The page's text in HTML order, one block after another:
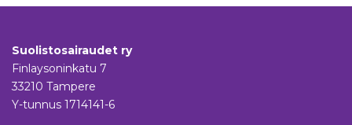
Suolistosairaudet ry
Finlaysoninkatu 7
33210 Tampere
Y-tunnus 1714141-6